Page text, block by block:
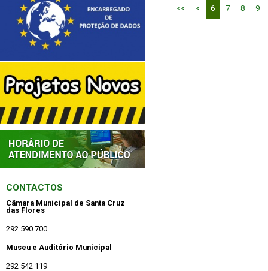
CONTACTOS
Câmara Municipal de Santa Cruz
das Flores
292 590 700
Museu e Auditório Municipal
292 542 119
<< < 6 7 8 9